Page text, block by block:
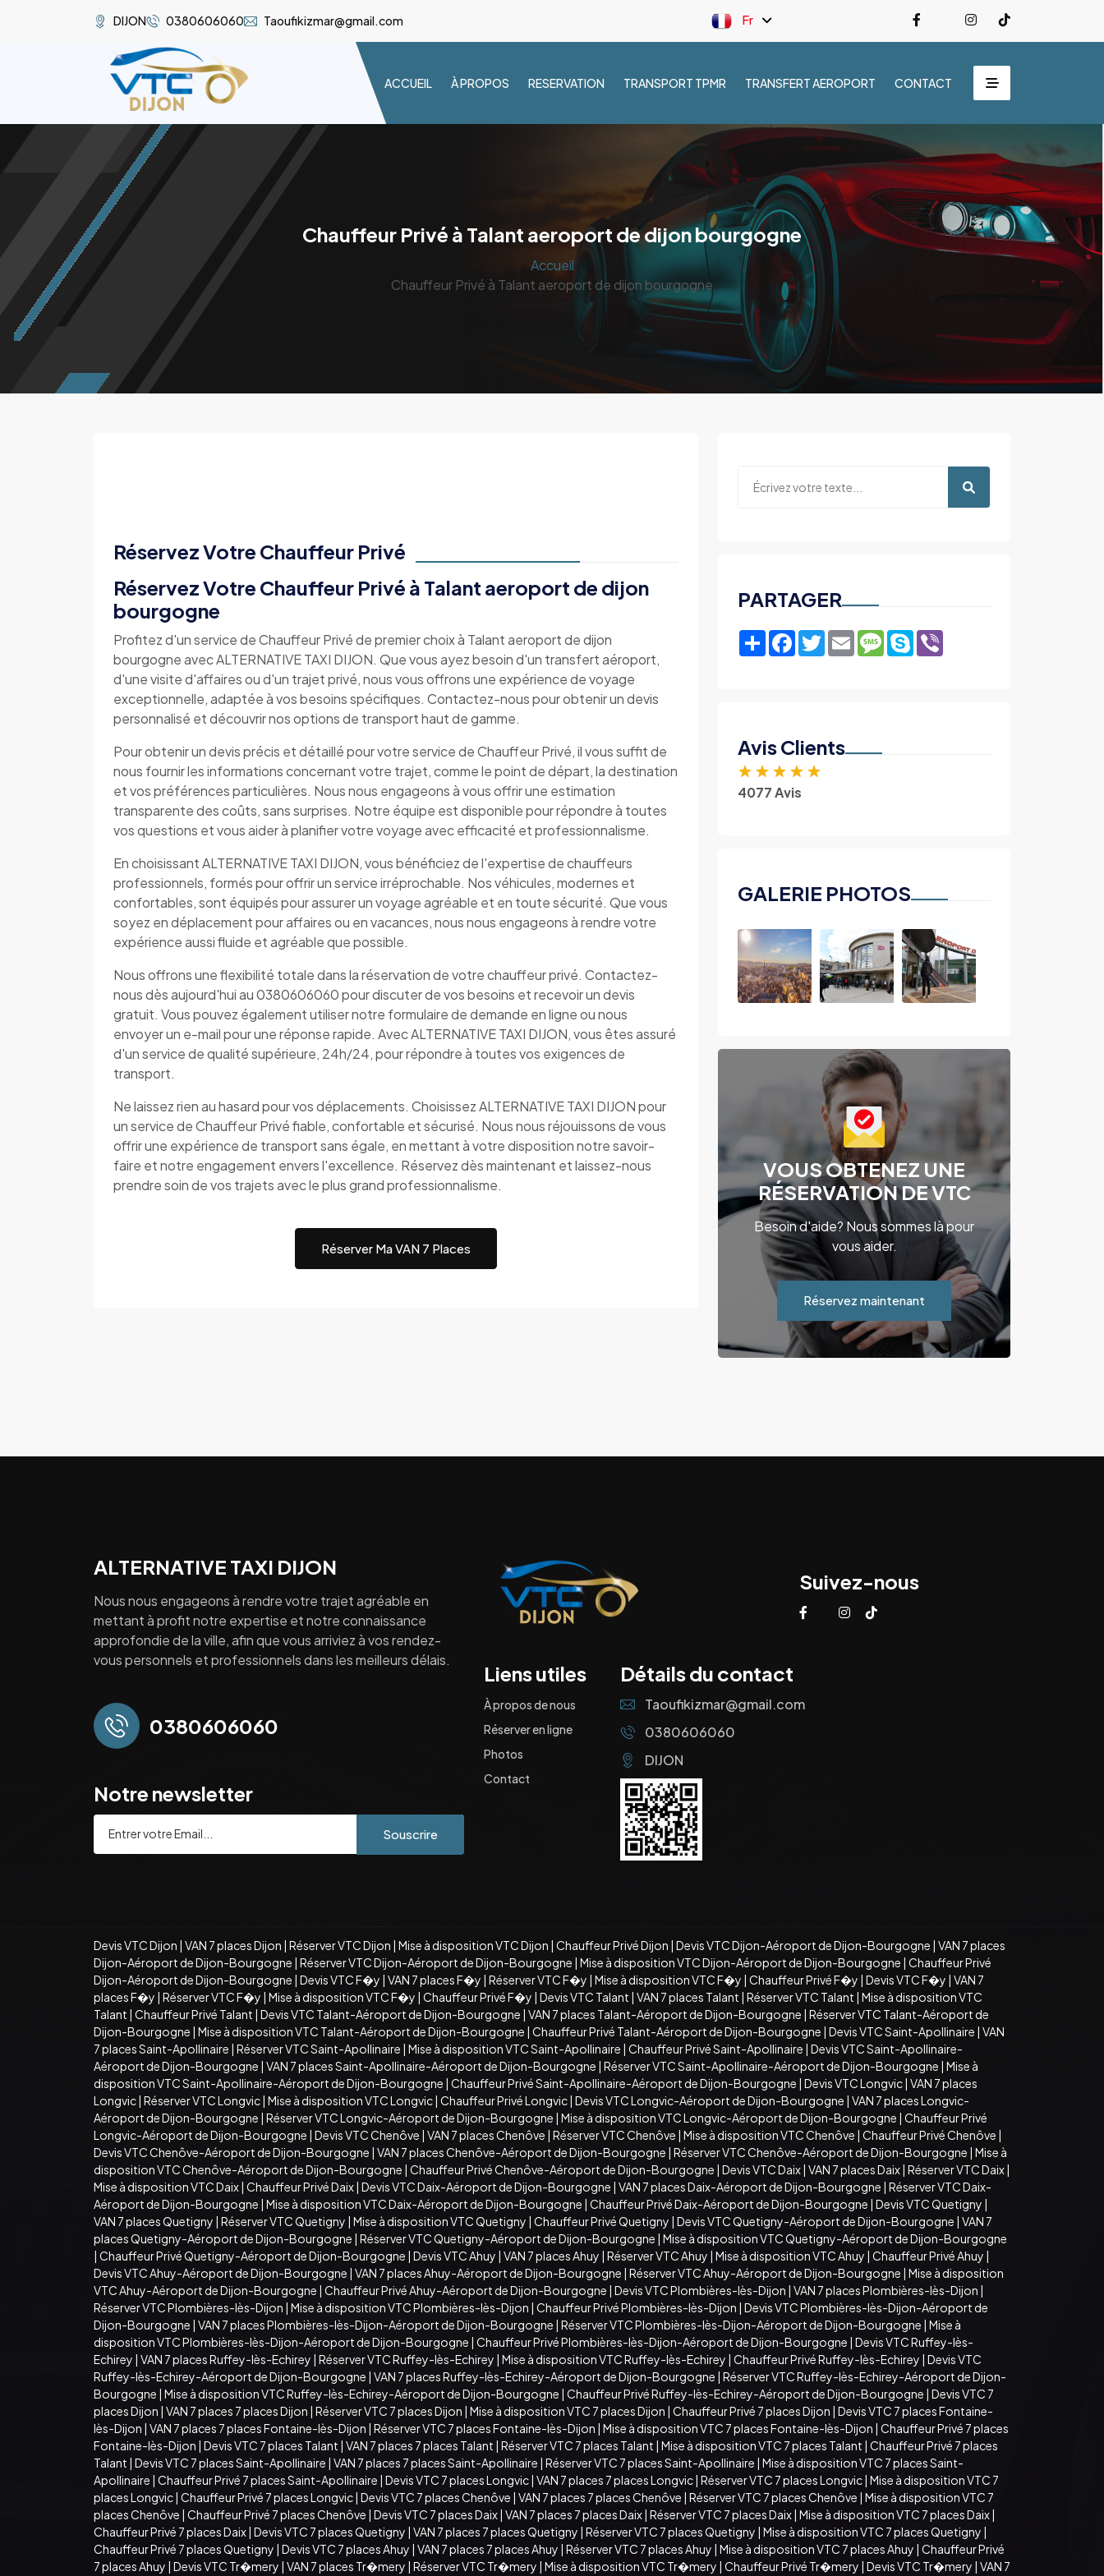
DIJON 0380606060 Taoufikizmar@gmail.com Fr
ACCUEIL À PROPOS RESERVATION TRANSPORT TPMR TRANSFERT AEROPORT CONTACT
Chauffeur Privé à Talant aeroport de dijon bourgogne
Accueil
Chauffeur Privé à Talant aeroport de dijon bourgogne
Réservez Votre Chauffeur Privé
Réservez Votre Chauffeur Privé à Talant aeroport de dijon
bourgogne
Profitez d'un service de Chauffeur Privé de premier choix à Talant aeroport de dijon
bourgogne avec ALTERNATIVE TAXI DIJON. Que vous ayez besoin d'un transfert aéroport,
d'une visite d'affaires ou d'un trajet privé, nous vous offrons une expérience de voyage
exceptionnelle, adaptée à vos besoins spécifiques. Contactez-nous pour obtenir un devis
personnalisé et découvrir nos options de transport haut de gamme.
Pour obtenir un devis précis et détaillé pour votre service de Chauffeur Privé, il vous suffit de
nous fournir les informations concernant votre trajet, comme le point de départ, la destination
et vos préférences particulières. Nous nous engageons à vous offrir une estimation
transparente des coûts, sans surprises. Notre équipe est disponible pour répondre à toutes
vos questions et vous aider à planifier votre voyage avec efficacité et professionnalisme.
En choisissant ALTERNATIVE TAXI DIJON, vous bénéficiez de l'expertise de chauffeurs
professionnels, formés pour offrir un service irréprochable. Nos véhicules, modernes et
confortables, sont équipés pour assurer un voyage agréable et en toute sécurité. Que vous
soyez en déplacement pour affaires ou en vacances, nous nous engageons à rendre votre
expérience aussi fluide et agréable que possible.
Nous offrons une flexibilité totale dans la réservation de votre chauffeur privé. Contactez-
nous dès aujourd'hui au 0380606060 pour discuter de vos besoins et recevoir un devis
gratuit. Vous pouvez également utiliser notre formulaire de demande en ligne ou nous
envoyer un e-mail pour une réponse rapide. Avec ALTERNATIVE TAXI DIJON, vous êtes assuré
d'un service de qualité supérieure, 24h/24, pour répondre à toutes vos exigences de
transport.
Ne laissez rien au hasard pour vos déplacements. Choisissez ALTERNATIVE TAXI DIJON pour
un service de Chauffeur Privé fiable, confortable et sécurisé. Nous nous réjouissons de vous
offrir une expérience de transport sans égale, en mettant à votre disposition notre savoir-
faire et notre engagement envers l'excellence. Réservez dès maintenant et laissez-nous
prendre soin de vos trajets avec le plus grand professionnalisme.
Réserver Ma VAN 7 Places
PARTAGER
ShareFacebook
TwitterEmailMessage
Skype
Avis Clients
★ ★ ★ ★ ★
4077 Avis
GALERIE PHOTOS
VOUS OBTENEZ UNE
RÉSERVATION DE VTC
Besoin d'aide? Nous sommes là pour
vous aider.
Réservez maintenant
ALTERNATIVE TAXI DIJON
Nous nous engageons à rendre votre trajet agréable en
mettant à profit notre expertise et notre connaissance
approfondie de la ville, afin que vous arriviez à vos rendez-
vous personnels et professionnels dans les meilleurs délais.
0380606060
Notre newsletter
Souscrire
Suivez-nous
Liens utiles
À propos de nous
Réserver en ligne
Photos
Contact
Détails du contact
Taoufikizmar@gmail.com
0380606060
DIJON
Devis VTC Dijon | VAN 7 places Dijon | Réserver VTC Dijon | Mise à disposition VTC Dijon | Chauffeur Privé Dijon | Devis VTC Dijon-Aéroport de Dijon-Bourgogne | VAN 7 places
Dijon-Aéroport de Dijon-Bourgogne | Réserver VTC Dijon-Aéroport de Dijon-Bourgogne | Mise à disposition VTC Dijon-Aéroport de Dijon-Bourgogne | Chauffeur Privé
Dijon-Aéroport de Dijon-Bourgogne | Devis VTC F�y | VAN 7 places F�y | Réserver VTC F�y | Mise à disposition VTC F�y | Chauffeur Privé F�y | Devis VTC F�y | VAN 7
places F�y | Réserver VTC F�y | Mise à disposition VTC F�y | Chauffeur Privé F�y | Devis VTC Talant | VAN 7 places Talant | Réserver VTC Talant | Mise à disposition VTC
Talant | Chauffeur Privé Talant | Devis VTC Talant-Aéroport de Dijon-Bourgogne | VAN 7 places Talant-Aéroport de Dijon-Bourgogne | Réserver VTC Talant-Aéroport de
Dijon-Bourgogne | Mise à disposition VTC Talant-Aéroport de Dijon-Bourgogne | Chauffeur Privé Talant-Aéroport de Dijon-Bourgogne | Devis VTC Saint-Apollinaire | VAN
7 places Saint-Apollinaire | Réserver VTC Saint-Apollinaire | Mise à disposition VTC Saint-Apollinaire | Chauffeur Privé Saint-Apollinaire | Devis VTC Saint-Apollinaire-
Aéroport de Dijon-Bourgogne | VAN 7 places Saint-Apollinaire-Aéroport de Dijon-Bourgogne | Réserver VTC Saint-Apollinaire-Aéroport de Dijon-Bourgogne | Mise à
disposition VTC Saint-Apollinaire-Aéroport de Dijon-Bourgogne | Chauffeur Privé Saint-Apollinaire-Aéroport de Dijon-Bourgogne | Devis VTC Longvic| VAN 7 places
Longvic| Réserver VTC Longvic| Mise à disposition VTC Longvic| Chauffeur Privé Longvic| Devis VTC Longvic-Aéroport de Dijon-Bourgogne | VAN 7 places Longvic-
Aéroport de Dijon-Bourgogne | Réserver VTC Longvic-Aéroport de Dijon-Bourgogne | Mise à disposition VTC Longvic-Aéroport de Dijon-Bourgogne | Chauffeur Privé
Longvic-Aéroport de Dijon-Bourgogne | Devis VTC Chenôve | VAN 7 places Chenôve | Réserver VTC Chenôve | Mise à disposition VTC Chenôve | Chauffeur Privé Chenôve |
Devis VTC Chenôve-Aéroport de Dijon-Bourgogne | VAN 7 places Chenôve-Aéroport de Dijon-Bourgogne | Réserver VTC Chenôve-Aéroport de Dijon-Bourgogne | Mise à
disposition VTC Chenôve-Aéroport de Dijon-Bourgogne | Chauffeur Privé Chenôve-Aéroport de Dijon-Bourgogne | Devis VTC Daix| VAN 7 places Daix| Réserver VTC Daix|
Mise à disposition VTC Daix| Chauffeur Privé Daix| Devis VTC Daix-Aéroport de Dijon-Bourgogne | VAN 7 places Daix-Aéroport de Dijon-Bourgogne | Réserver VTC Daix-
Aéroport de Dijon-Bourgogne | Mise à disposition VTC Daix-Aéroport de Dijon-Bourgogne | Chauffeur Privé Daix-Aéroport de Dijon-Bourgogne | Devis VTC Quetigny |
VAN 7 places Quetigny | Réserver VTC Quetigny | Mise à disposition VTC Quetigny | Chauffeur Privé Quetigny | Devis VTC Quetigny-Aéroport de Dijon-Bourgogne | VAN 7
places Quetigny-Aéroport de Dijon-Bourgogne | Réserver VTC Quetigny-Aéroport de Dijon-Bourgogne | Mise à disposition VTC Quetigny-Aéroport de Dijon-Bourgogne
| Chauffeur Privé Quetigny-Aéroport de Dijon-Bourgogne | Devis VTC Ahuy | VAN 7 places Ahuy | Réserver VTC Ahuy | Mise à disposition VTC Ahuy | Chauffeur Privé Ahuy |
Devis VTC Ahuy-Aéroport de Dijon-Bourgogne | VAN 7 places Ahuy-Aéroport de Dijon-Bourgogne | Réserver VTC Ahuy-Aéroport de Dijon-Bourgogne | Mise à disposition
VTC Ahuy-Aéroport de Dijon-Bourgogne | Chauffeur Privé Ahuy-Aéroport de Dijon-Bourgogne | Devis VTC Plombières-lès-Dijon | VAN 7 places Plombières-lès-Dijon |
Réserver VTC Plombières-lès-Dijon | Mise à disposition VTC Plombières-lès-Dijon | Chauffeur Privé Plombières-lès-Dijon | Devis VTC Plombières-lès-Dijon-Aéroport de
Dijon-Bourgogne | VAN 7 places Plombières-lès-Dijon-Aéroport de Dijon-Bourgogne | Réserver VTC Plombières-lès-Dijon-Aéroport de Dijon-Bourgogne | Mise à
disposition VTC Plombières-lès-Dijon-Aéroport de Dijon-Bourgogne | Chauffeur Privé Plombières-lès-Dijon-Aéroport de Dijon-Bourgogne | Devis VTC Ruffey-lès-
Echirey | VAN 7 places Ruffey-lès-Echirey | Réserver VTC Ruffey-lès-Echirey | Mise à disposition VTC Ruffey-lès-Echirey | Chauffeur Privé Ruffey-lès-Echirey | Devis VTC
Ruffey-lès-Echirey-Aéroport de Dijon-Bourgogne | VAN 7 places Ruffey-lès-Echirey-Aéroport de Dijon-Bourgogne | Réserver VTC Ruffey-lès-Echirey-Aéroport de Dijon-
Bourgogne | Mise à disposition VTC Ruffey-lès-Echirey-Aéroport de Dijon-Bourgogne | Chauffeur Privé Ruffey-lès-Echirey-Aéroport de Dijon-Bourgogne | Devis VTC 7
places Dijon | VAN 7 places 7 places Dijon | Réserver VTC 7 places Dijon | Mise à disposition VTC 7 places Dijon | Chauffeur Privé 7 places Dijon | Devis VTC 7 places Fontaine-
lès-Dijon | VAN 7 places 7 places Fontaine-lès-Dijon | Réserver VTC 7 places Fontaine-lès-Dijon | Mise à disposition VTC 7 places Fontaine-lès-Dijon | Chauffeur Privé 7 places
Fontaine-lès-Dijon | Devis VTC 7 places Talant | VAN 7 places 7 places Talant | Réserver VTC 7 places Talant | Mise à disposition VTC 7 places Talant | Chauffeur Privé 7 places
Talant | Devis VTC 7 places Saint-Apollinaire | VAN 7 places 7 places Saint-Apollinaire | Réserver VTC 7 places Saint-Apollinaire | Mise à disposition VTC 7 places Saint-
Apollinaire | Chauffeur Privé 7 places Saint-Apollinaire | Devis VTC 7 places Longvic| VAN 7 places 7 places Longvic| Réserver VTC 7 places Longvic| Mise à disposition VTC 7
places Longvic| Chauffeur Privé 7 places Longvic| Devis VTC 7 places Chenôve | VAN 7 places 7 places Chenôve | Réserver VTC 7 places Chenôve | Mise à disposition VTC 7
places Chenôve | Chauffeur Privé 7 places Chenôve | Devis VTC 7 places Daix| VAN 7 places 7 places Daix| Réserver VTC 7 places Daix| Mise à disposition VTC 7 places Daix|
Chauffeur Privé 7 places Daix| Devis VTC 7 places Quetigny | VAN 7 places 7 places Quetigny | Réserver VTC 7 places Quetigny | Mise à disposition VTC 7 places Quetigny |
Chauffeur Privé 7 places Quetigny | Devis VTC 7 places Ahuy | VAN 7 places 7 places Ahuy | Réserver VTC 7 places Ahuy | Mise à disposition VTC 7 places Ahuy | Chauffeur Privé
7 places Ahuy | Devis VTC Tr�mery | VAN 7 places Tr�mery | Réserver VTC Tr�mery | Mise à disposition VTC Tr�mery | Chauffeur Privé Tr�mery | Devis VTC Tr�mery | VAN 7